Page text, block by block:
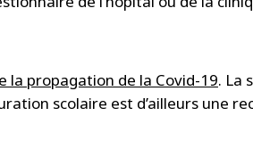
la propagation de la Covid-19. La
scolaire est d’ailleurs une